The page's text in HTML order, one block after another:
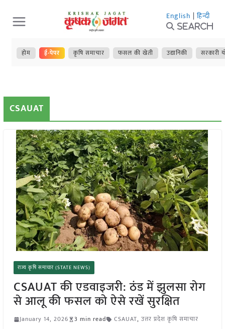
Skip
to
content
English | हिन्दी
Search
होम ई-पेपर कृषि समाचार फसल की खेती उद्यानिकी सरकारी
CSAUAT
राज्य कृषि समाचार (STATE NEWS)
CSAUAT की एडवाइजरी: ठंड में झुलसा रोग
से आलू की फसल को ऐसे रखें सुरक्षित
January 14, 2026 3 min read CSAUAT, उत्तर प्रदेश कृषि समाचार